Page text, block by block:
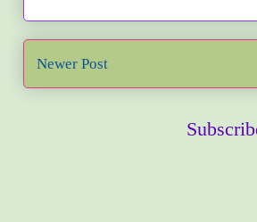
Newer Post